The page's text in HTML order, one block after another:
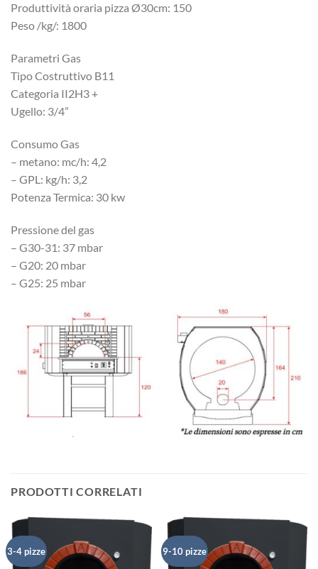
Produttività oraria pizza Ø30cm: 150
Peso /kg/: 1800
Parametri Gas
Tipo Costruttivo B11
Categoria II2H3 +
Ugello: 3/4”
Consumo Gas
– metano: mc/h: 4,2
– GPL: kg/h: 3,2
Potenza Termica: 30 kw
Pressione del gas
– G30-31: 37 mbar
– G20: 20 mbar
– G25: 25 mbar
PRODOTTI CORRELATI
3-4 pizze 9-10 pizze